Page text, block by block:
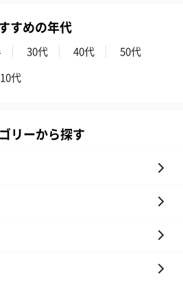
花束ハンドタオル（ブ
ルー）（1,760円）
（GRAPE
すめの年代
30代 40代
50代
10代
リーから探す